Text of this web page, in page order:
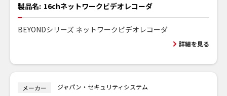
製品名: 16chネットワークビデオレコーダ
BEYONDシリーズ ネットワークビデオレコーダ
詳細を見る
メーカー ジャパン・セキュリティシステム